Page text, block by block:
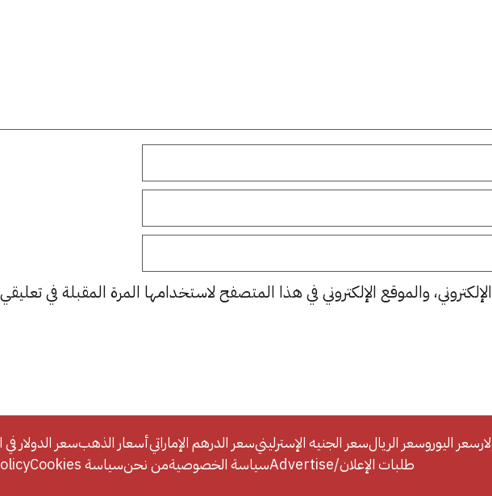
والموقع الإلكتروني في هذا المتصفح لاستخدامها المرة المقبلة في
سعر اليوروسعر الريالسعر الجنيه الإسترلينيسعر الدرهم الإماراتيأسعار الذهبسعر الدولار في
طلبات الإعلان/Advertise
سياسة الخصوصيةمن نحنسياسة Cookies